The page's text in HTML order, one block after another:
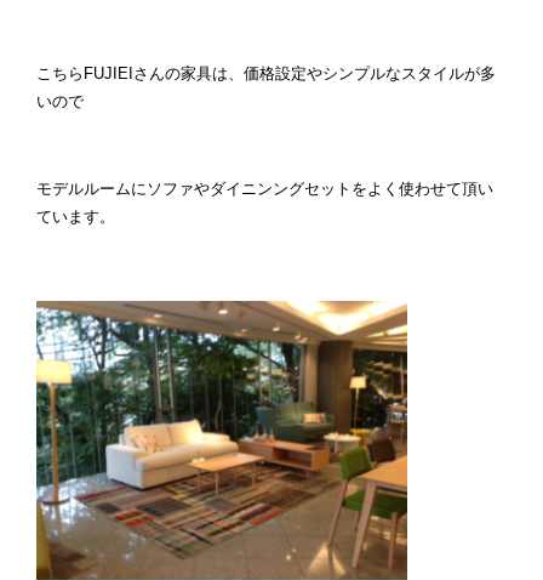
こちらFUJIEIさんの家具は、価格設定やシンプルなスタイルが多
いので
モデルルームにソファやダイニンングセットをよく使わせて頂い
ています。